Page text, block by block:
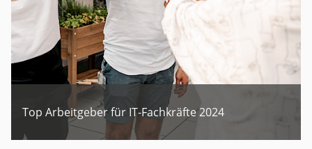
Top Arbeitgeber für IT-Fachkräfte 2024